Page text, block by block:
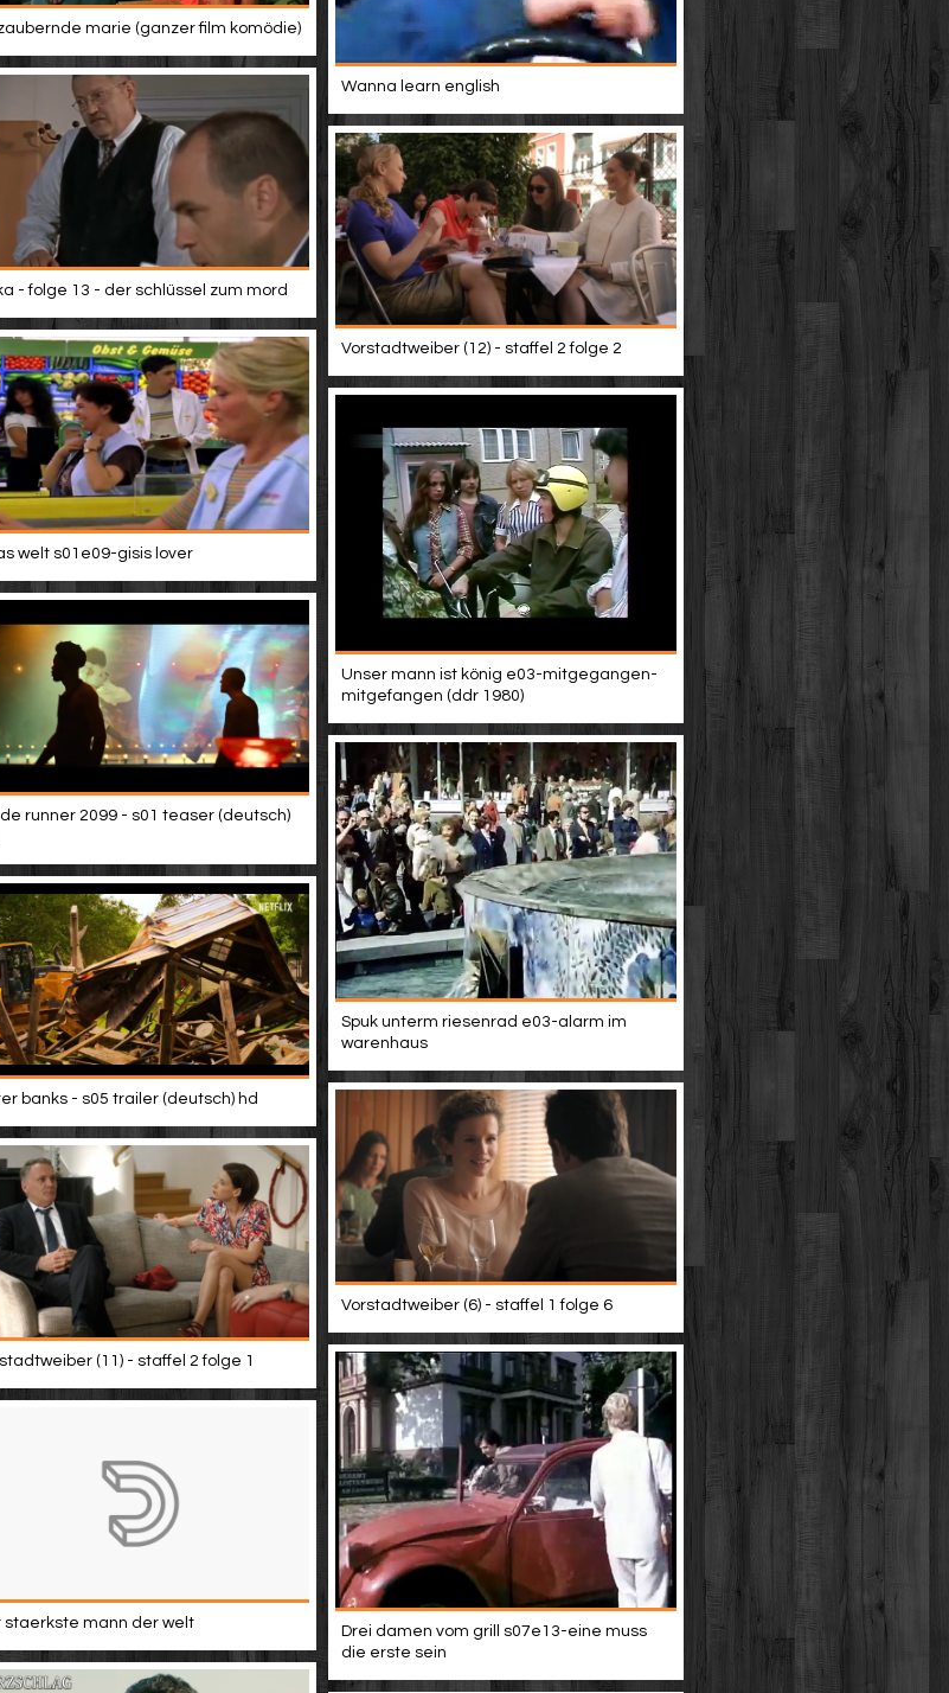
Wanna learn english
marie (ganzer film komödie)
- folge 13 - der schlüssel zum mord
Vorstadtweiber (12) - staffel 2 folge 2
welt s01e09-gisis lover
Unser mann ist könig e03-mitgegangen-
mitgefangen (ddr 1980)
runner 2099 - s01 teaser (deutsch)
Spuk unterm riesenrad e03-alarm im
warenhaus
banks - s05 trailer (deutsch) hd
Vorstadtweiber (6) - staffel 1 folge 6
(11) - staffel 2 folge 1
Drei damen vom grill s07e13-eine muss
die erste sein
staerkste mann der welt